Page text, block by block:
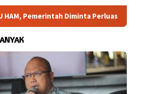
Diminta Perluas Ruang Konsultasi